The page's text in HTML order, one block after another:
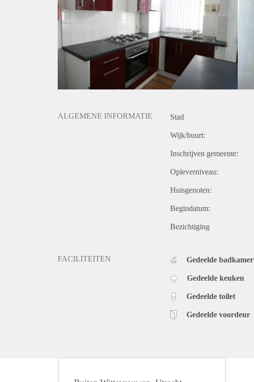
ALGEMENE INFORMATIE Stad
Wijk/buurt:
Inschrijven gemeente:
Opleverniveau:
Huisgenoten:
Begindatum:
Bezichtiging
FACILITEITEN Gedeelde badkamer
Gedeelde keuken
Gedeelde toilet
Gedeelde voordeur